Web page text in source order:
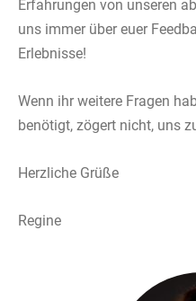
Erfahrungen von unseren
uns immer über euer
Erlebnisse!
Wenn ihr weitere Fragen
benötigt, zögert nicht, uns
Herzliche Grüße
Regine